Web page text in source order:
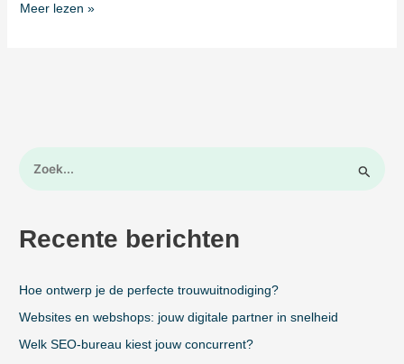
Meer lezen »
n
r
:
Recente berichten
Hoe ontwerp je de perfecte trouwuitnodiging?
Websites en webshops: jouw digitale partner in snelheid
Welk SEO-bureau kiest jouw concurrent?